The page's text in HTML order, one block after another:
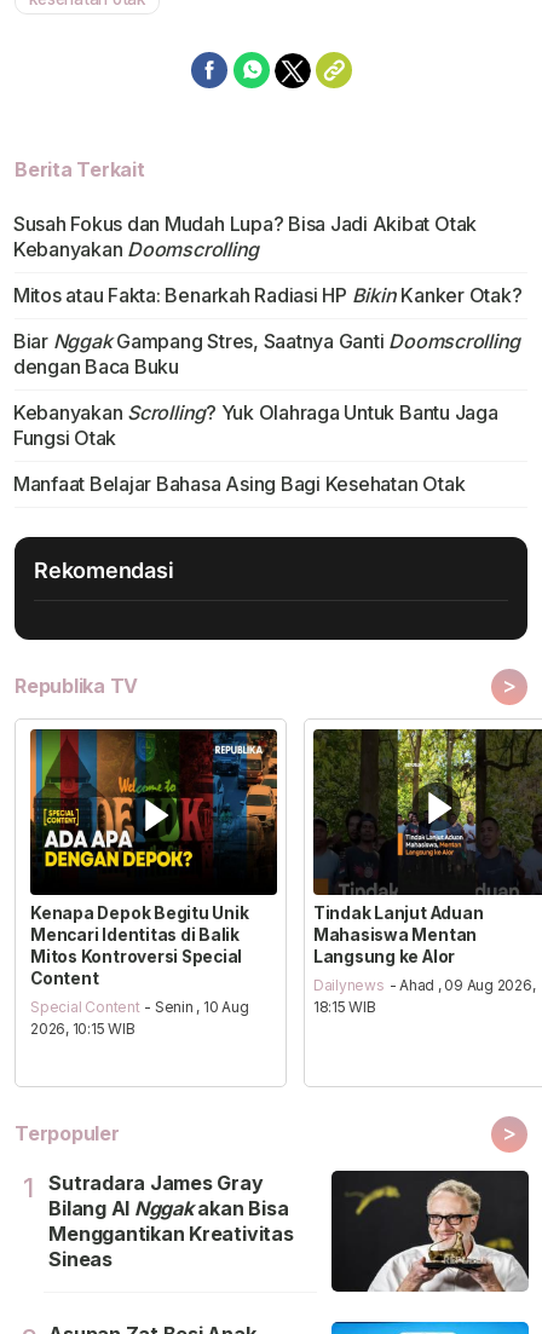
Berita Terkait
Susah Fokus dan Mudah Lupa? Bisa Jadi Akibat Otak
Kebanyakan Doomscrolling
Mitos atau Fakta: Benarkah Radiasi HP BikinKanker Otak?
Biar NggakGampang Stres, Saatnya Ganti Doomscrolling
dengan Baca Buku
Kebanyakan Scrolling? Yuk Olahraga Untuk Bantu Jaga
Fungsi Otak
Manfaat Belajar Bahasa Asing Bagi Kesehatan Otak
Rekomendasi
Republika TV >
Kenapa Depok Begitu Unik
Mencari Identitas di Balik
Mitos Kontroversi Special
Content
Special Content - Senin , 10 Aug
2026, 10:15 WIB
Tindak Lanjut Aduan
Mahasiswa Mentan
Langsung ke Alor
Dailynews - Ahad , 09 Aug 2026,
18:15 WIB
Terpopuler >
1
Sutradara James Gray
Bilang Al Nggakakan Bisa
Menggantikan Kreativitas
Sineas